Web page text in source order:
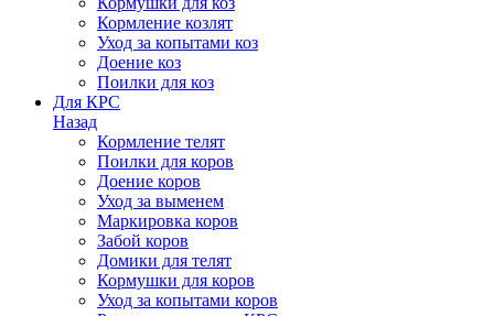
Кормление козлят
Уход за копытами коз
Доение коз
Поилки для коз
Для КРС
Назад
Кормление телят
Поилки для коров
Доение коров
Уход за выменем
Маркировка коров
Забой коров
Домики для телят
Кормушки для коров
Уход за копытами коров